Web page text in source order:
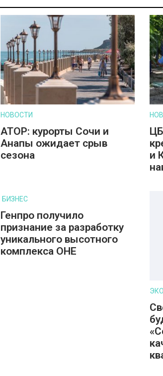
НОВОСТИ
АТОР: курорты Сочи и
Анапы ожидает срыв
сезона
и
БИЗНЕС
Генпро получило
признание за разработку
уникального высотного
комплекса ОНЕ